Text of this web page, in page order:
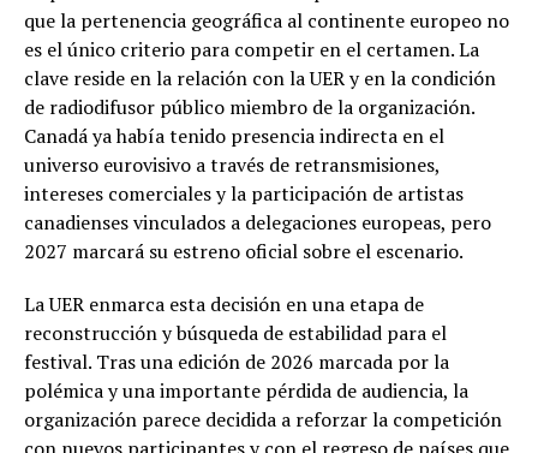
que la pertenencia geográfica al continente europeo no
es el único criterio para competir en el certamen. La
clave reside en la relación con la UER y en la condición
de radiodifusor público miembro de la organización.
Canadá ya había tenido presencia indirecta en el
universo eurovisivo a través de retransmisiones,
intereses comerciales y la participación de artistas
canadienses vinculados a delegaciones europeas, pero
2027 marcará su estreno oficial sobre el escenario.
La UER enmarca esta decisión en una etapa de
reconstrucción y búsqueda de estabilidad para el
festival. Tras una edición de 2026 marcada por la
polémica y una importante pérdida de audiencia, la
organización parece decidida a reforzar la competición